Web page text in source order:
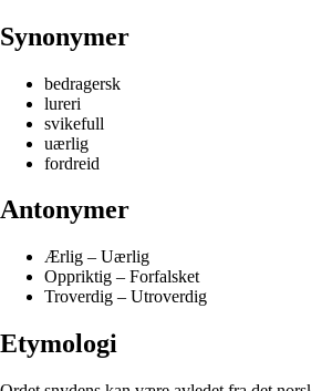
Synonymer
bedragersk
lureri
svikefull
uærlig
fordreid
Antonymer
Ærlig – Uærlig
Oppriktig – Forfalsket
Troverdig – Utroverdig
Etymologi